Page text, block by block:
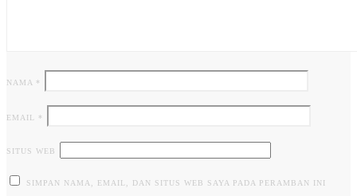
NAMA *
EMAIL *
SITUS WEB
SIMPAN NAMA, EMAIL, DAN SITUS WEB SAYA PADA PERAMBAN INI